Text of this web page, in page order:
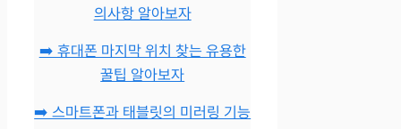
의사항 알아보자
➡️ 휴대폰 마지막 위치 찾는 유용한
꿀팁 알아보자
➡️ 스마트폰과 태블릿의 미러링 기능